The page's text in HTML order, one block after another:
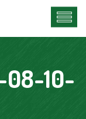
08-10-